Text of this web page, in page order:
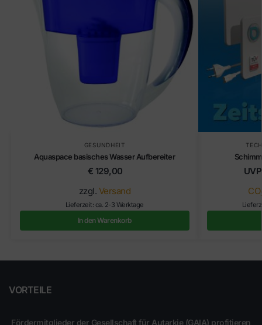
GESUNDHEIT
Aquaspace basisches Wasser Aufbereiter
€ 129,00
zzgl. Versand
Lieferzeit: ca. 2-3 Werktage
In den Warenkorb
CO
VORTEILE
Fördermitglieder der Gesellschaft für Autarkie (GAIA) profitieren